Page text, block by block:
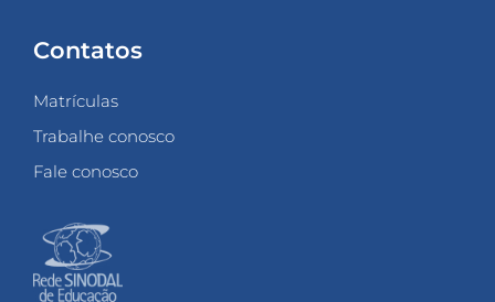
Contatos
Matrículas
Trabalhe conosco
Fale conosco